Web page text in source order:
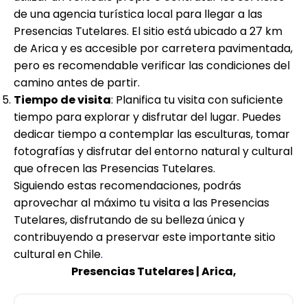
de una agencia turística local para llegar a las
Presencias Tutelares. El sitio está ubicado a 27 km
de Arica y es accesible por carretera pavimentada,
pero es recomendable verificar las condiciones del
camino antes de partir.
Tiempo de visita: Planifica tu visita con suficiente
tiempo para explorar y disfrutar del lugar. Puedes
dedicar tiempo a contemplar las esculturas, tomar
fotografías y disfrutar del entorno natural y cultural
que ofrecen las Presencias Tutelares.
Siguiendo estas recomendaciones, podrás
aprovechar al máximo tu visita a las Presencias
Tutelares, disfrutando de su belleza única y
contribuyendo a preservar este importante sitio
cultural en Chile.
Presencias Tutelares | Arica,